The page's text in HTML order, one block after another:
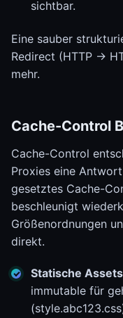
sichtbar.
Eine sauber
Redirect (HTTP ->
mehr.
Cache-Control
Cache-Control
Proxies eine
gesetztes Cache-
beschleunigt
Größenordnungen
direkt.
Statische
immutable für